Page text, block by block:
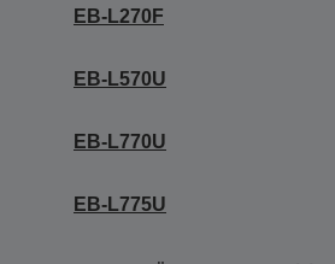
EB-L270F
EB-L570U
EB-L770U
EB-L775U